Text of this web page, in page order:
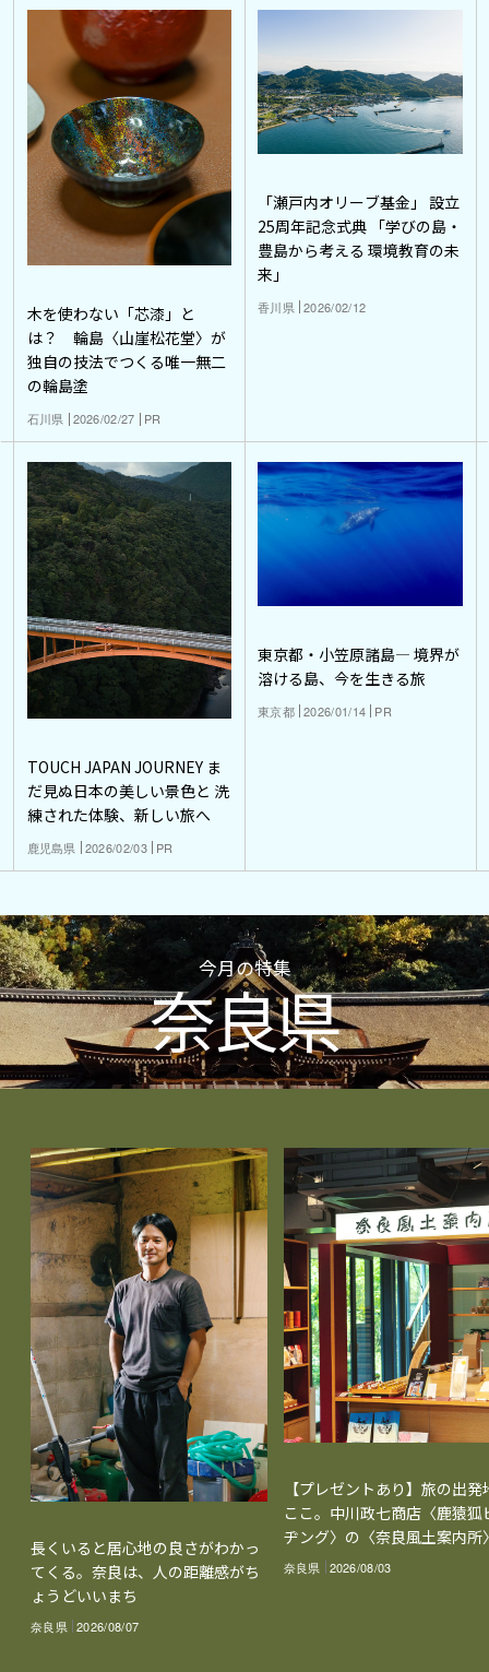
木を使わない「芯漆」と
は？ 輪島〈山崖松花堂〉が
独自の技法でつくる唯一無二
の輪島塗
石川県 2026/02/27 PR
「瀬戸内オリーブ基金」 設立
25周年記念式典 「学びの島・
豊島から考える 環境教育の未
来」
香川県 2026/02/12
TOUCH JAPAN JOURNEY ま
だ見ぬ日本の美しい景色と 洗
練された体験、新しい旅へ
鹿児島県 2026/02/03 PR
東京都・小笠原諸島― 境界が
溶ける島、今を生きる旅
東京都 2026/01/14 PR
今月の特集
奈良県
長くいると居心地の良さがわかっ
てくる。奈良は、人の距離感がち
ょうどいいまち
奈良県 2026/08/07
【プレゼントあり】旅の出発
ここ。中川政七商店〈鹿猿狐
ヂング〉の〈奈良風土案内所
奈良県 2026/08/03